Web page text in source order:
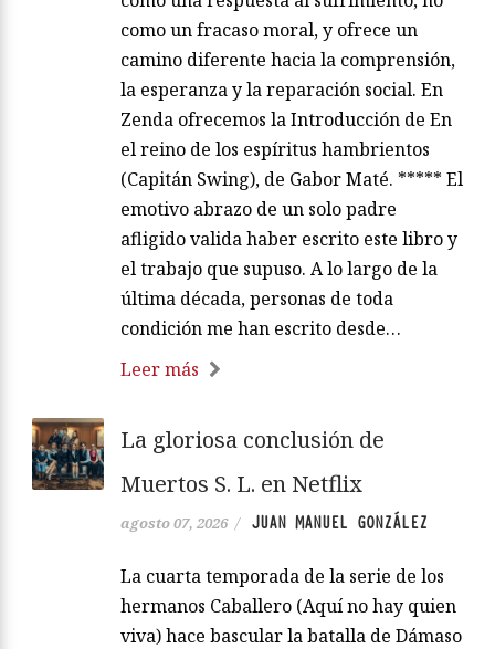
como un fracaso moral, y ofrece un
camino diferente hacia la comprensión,
la esperanza y la reparación social. En
Zenda ofrecemos la Introducción de En
el reino de los espíritus hambrientos
(Capitán Swing), de Gabor Maté. ***** El
emotivo abrazo de un solo padre
afligido valida haber escrito este libro y
el trabajo que supuso. A lo largo de la
última década, personas de toda
condición me han escrito desde…
Leer más
La gloriosa conclusión de
Muertos S. L. en Netflix
agosto 07, 2026 / JUAN MANUEL GONZÁLEZ
La cuarta temporada de la serie de los
hermanos Caballero (Aquí no hay quien
viva) hace bascular la batalla de Dámaso